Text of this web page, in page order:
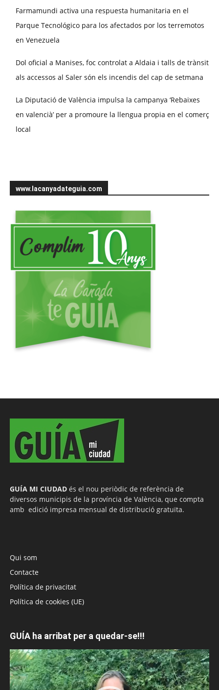
Farmamundi activa una respuesta humanitaria en el
Parque Tecnológico para los afectados por los terremotos
en Venezuela
Dol oficial a Manises, foc controlat a Aldaia i talls de trànsit
als accessos al Saler són els incendis del cap de setmana
La Diputació de València impulsa la campanya ‘Rebaixes
en valencià’ per a promoure la llengua propia en el comerç
local
www.lacanyadateguia.com
GUÍA MI CIUDAD és el nou periòdic de referència de
diversos municipis de la província de València, que compta
amb edició impresa mensual de distribució gratuïta.
Qui som
Contacte
Política de privacitat
Política de cookies (UE)
GUÍA ha arribat per a quedar-se!!!
Reproductor
de
vídeo